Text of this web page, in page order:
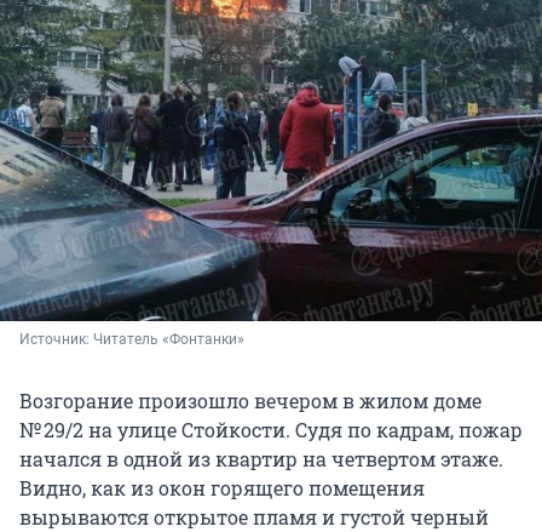
Источник: Читатель «Фонтанки»
Возгорание произошло вечером в жилом доме
№ 29/2 на улице Стойкости. Судя по кадрам, пожар
начался в одной из квартир на четвертом этаже.
Видно, как из окон горящего помещения
вырываются открытое пламя и густой черный